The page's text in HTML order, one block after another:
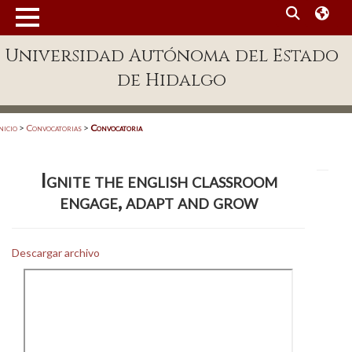
Enlaces
Patronato
Universidad Autónoma del Estado
de Hidalgo
> Convocatorias > Convocatoria
Ignite the english classroom
engage, adapt and grow
Descargar archivo